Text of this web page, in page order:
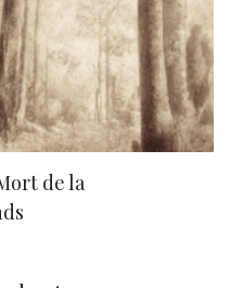
de la